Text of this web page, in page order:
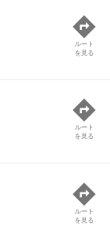
ルート
を見る
ルート
を見る
ルート
を見る